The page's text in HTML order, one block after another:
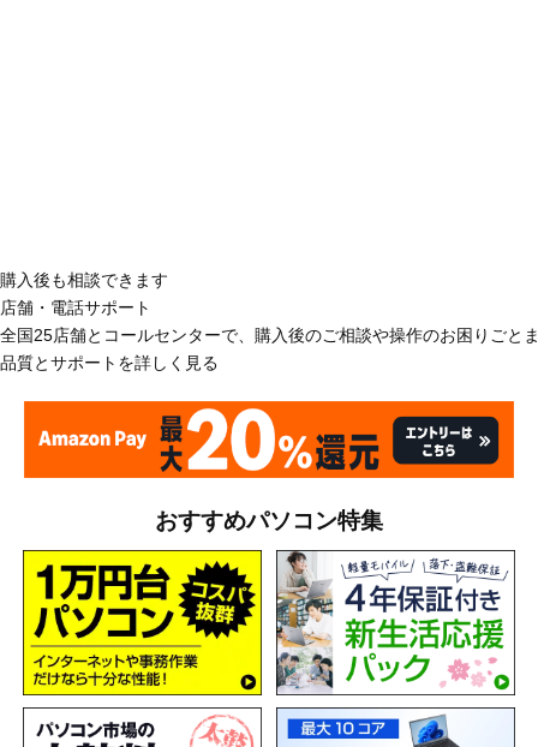
購入後も相談できます
店舗・電話サポート
全国25店舗とコールセンターで、購入後のご相談や操作のお困りごと
品質とサポートを詳しく見る
おすすめパソコン特集